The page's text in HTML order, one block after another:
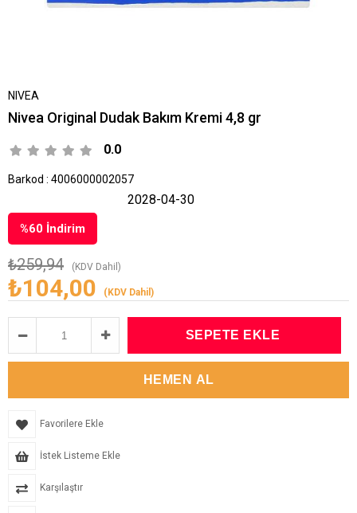
NIVEA
Nivea Original Dudak Bakım Kremi 4,8 gr
0.0
Barkod : 4006000002057
%60 İndirim
₺259,94 (KDV Dahil)
₺104,00 (KDV Dahil)
2028-04-30
Favorilere Ekle
İstek Listeme Ekle
Karşılaştır